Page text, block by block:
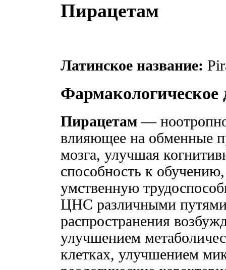
Пирацетам
Латинское название:
Фармакологическое
Пирацетам —
влияющее на обменные
мозга, улучшая
способность к
умственную
ЦНС различными путями
распространения
улучшением
клетках, улучшением